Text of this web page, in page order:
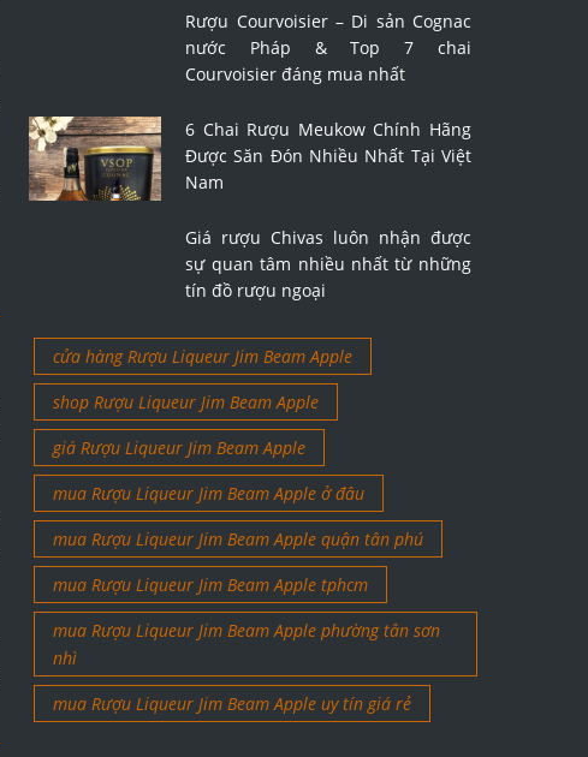
Rượu Courvoisier – Di sản Cognac
nước Pháp & Top 7 chai
Courvoisier đáng mua nhất
6 Chai Rượu Meukow Chính Hãng
Được Săn Đón Nhiều Nhất Tại Việt
Nam
Giá rượu Chivas luôn nhận được
sự quan tâm nhiều nhất từ những
tín đồ rượu ngoại
cửa hàng Rượu Liqueur Jim Beam Apple
shop Rượu Liqueur Jim Beam Apple
giá Rượu Liqueur Jim Beam Apple
mua Rượu Liqueur Jim Beam Apple ở đâu
mua Rượu Liqueur Jim Beam Apple quận tân phú
mua Rượu Liqueur Jim Beam Apple tphcm
mua Rượu Liqueur Jim Beam Apple phường tân sơn
nhì
mua Rượu Liqueur Jim Beam Apple uy tín giá rẻ